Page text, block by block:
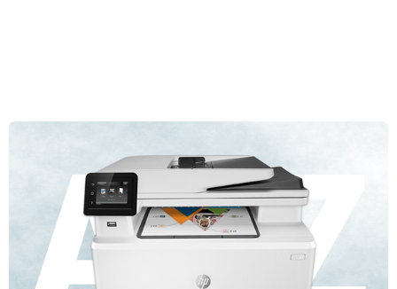
Lézernyomtató A-tól Z-ig: hogyan működik
Amennyiben már túl van a lézer vs. tintasugaras nyomtató párbajon“
és győztesként a lézernyomtatót választotta, talán érdekli, hogyan
működik ez a berendezés. A következő sorok több információt árulnak
Teljes cikk »